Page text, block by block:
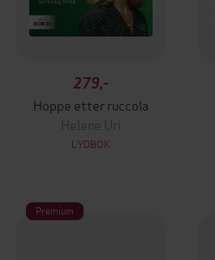
279,-
Hoppe etter ruccola
Helene Uri
LYDBOK
Premium